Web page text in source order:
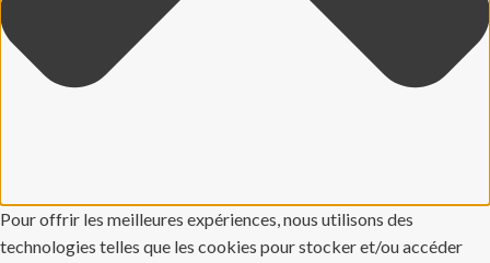
Pour offrir les meilleures expériences, nous utilisons des
technologies telles que les cookies pour stocker et/ou accéder